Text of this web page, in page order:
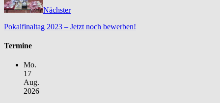
Nächster
Pokalfinaltag 2023 – Jetzt noch bewerben!
Termine
Mo.
17
Aug.
2026